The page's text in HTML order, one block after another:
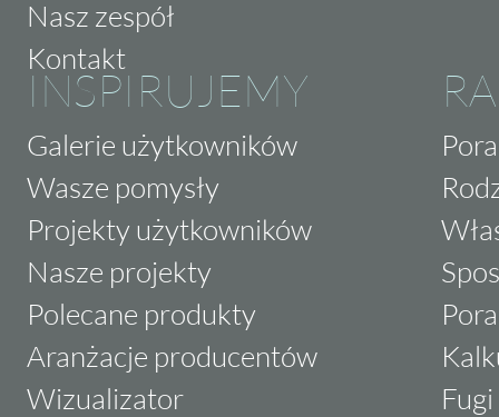
Nasz zespół
Kontakt
INSPIRUJEMY
Galerie użytkowników
Wasze pomysły
Projekty użytkowników
Nasze projekty
Polecane produkty
Aranżacje producentów
Wizualizator